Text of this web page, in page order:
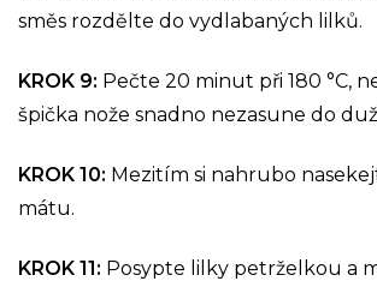
směs rozdělte do vydlabaných lilků.
KROK 9: Pečte 20 minut při 180 °C,
špička nože snadno nezasune do
KROK 10: Mezitím si nahrubo
mátu.
KROK 11: Posypte lilky petrželkou a